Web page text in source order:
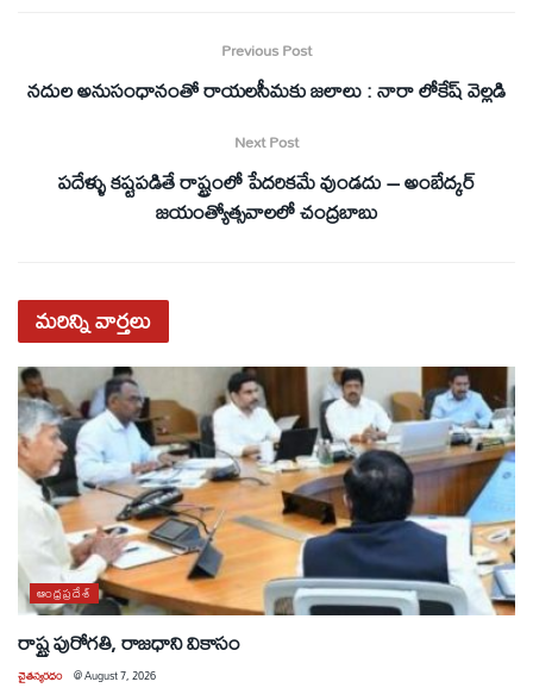
Previous Post
నదుల అనుసంధానంతో రాయలసీమకు జలాలు : నారా లోకేష్ వెల్లడి
Next Post
పదేళ్ళు కష్టపడితే రాష్ట్రంలో పేదరికమే వుండదు – అంబేద్కర్
జయంత్యోత్సవాలలో చంద్రబాబు
మరిన్నివార్తలు
ఆంధ్రప్రదేశ్
రాష్ట్ర పురోగతి, రాజధాని వికాసం
చైతన్యరధం @August 7, 2026